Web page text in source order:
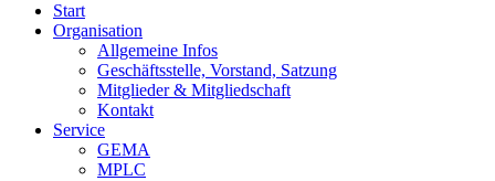
Start
Organisation
Allgemeine Infos
Geschäftsstelle, Vorstand, Satzung
Mitglieder & Mitgliedschaft
Kontakt
Service
GEMA
MPLC